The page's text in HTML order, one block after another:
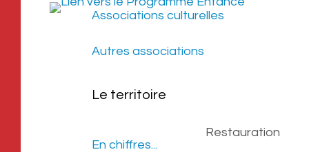
Associations culturelles
Autres associations
Le territoire
En chiffres...
Restauration